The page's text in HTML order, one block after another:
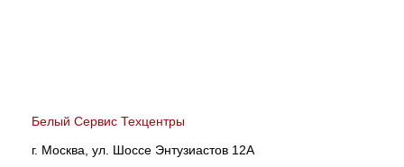
Белый Сервис Техцентры
г. Москва, ул. Шоссе Энтузиастов 12А